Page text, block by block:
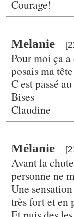
Courage!
Melanie
Pour moi ça
posais ma
C est passé
Bises
Claudine
Mélanie
Avant la
personne ne
Une
très fort et en